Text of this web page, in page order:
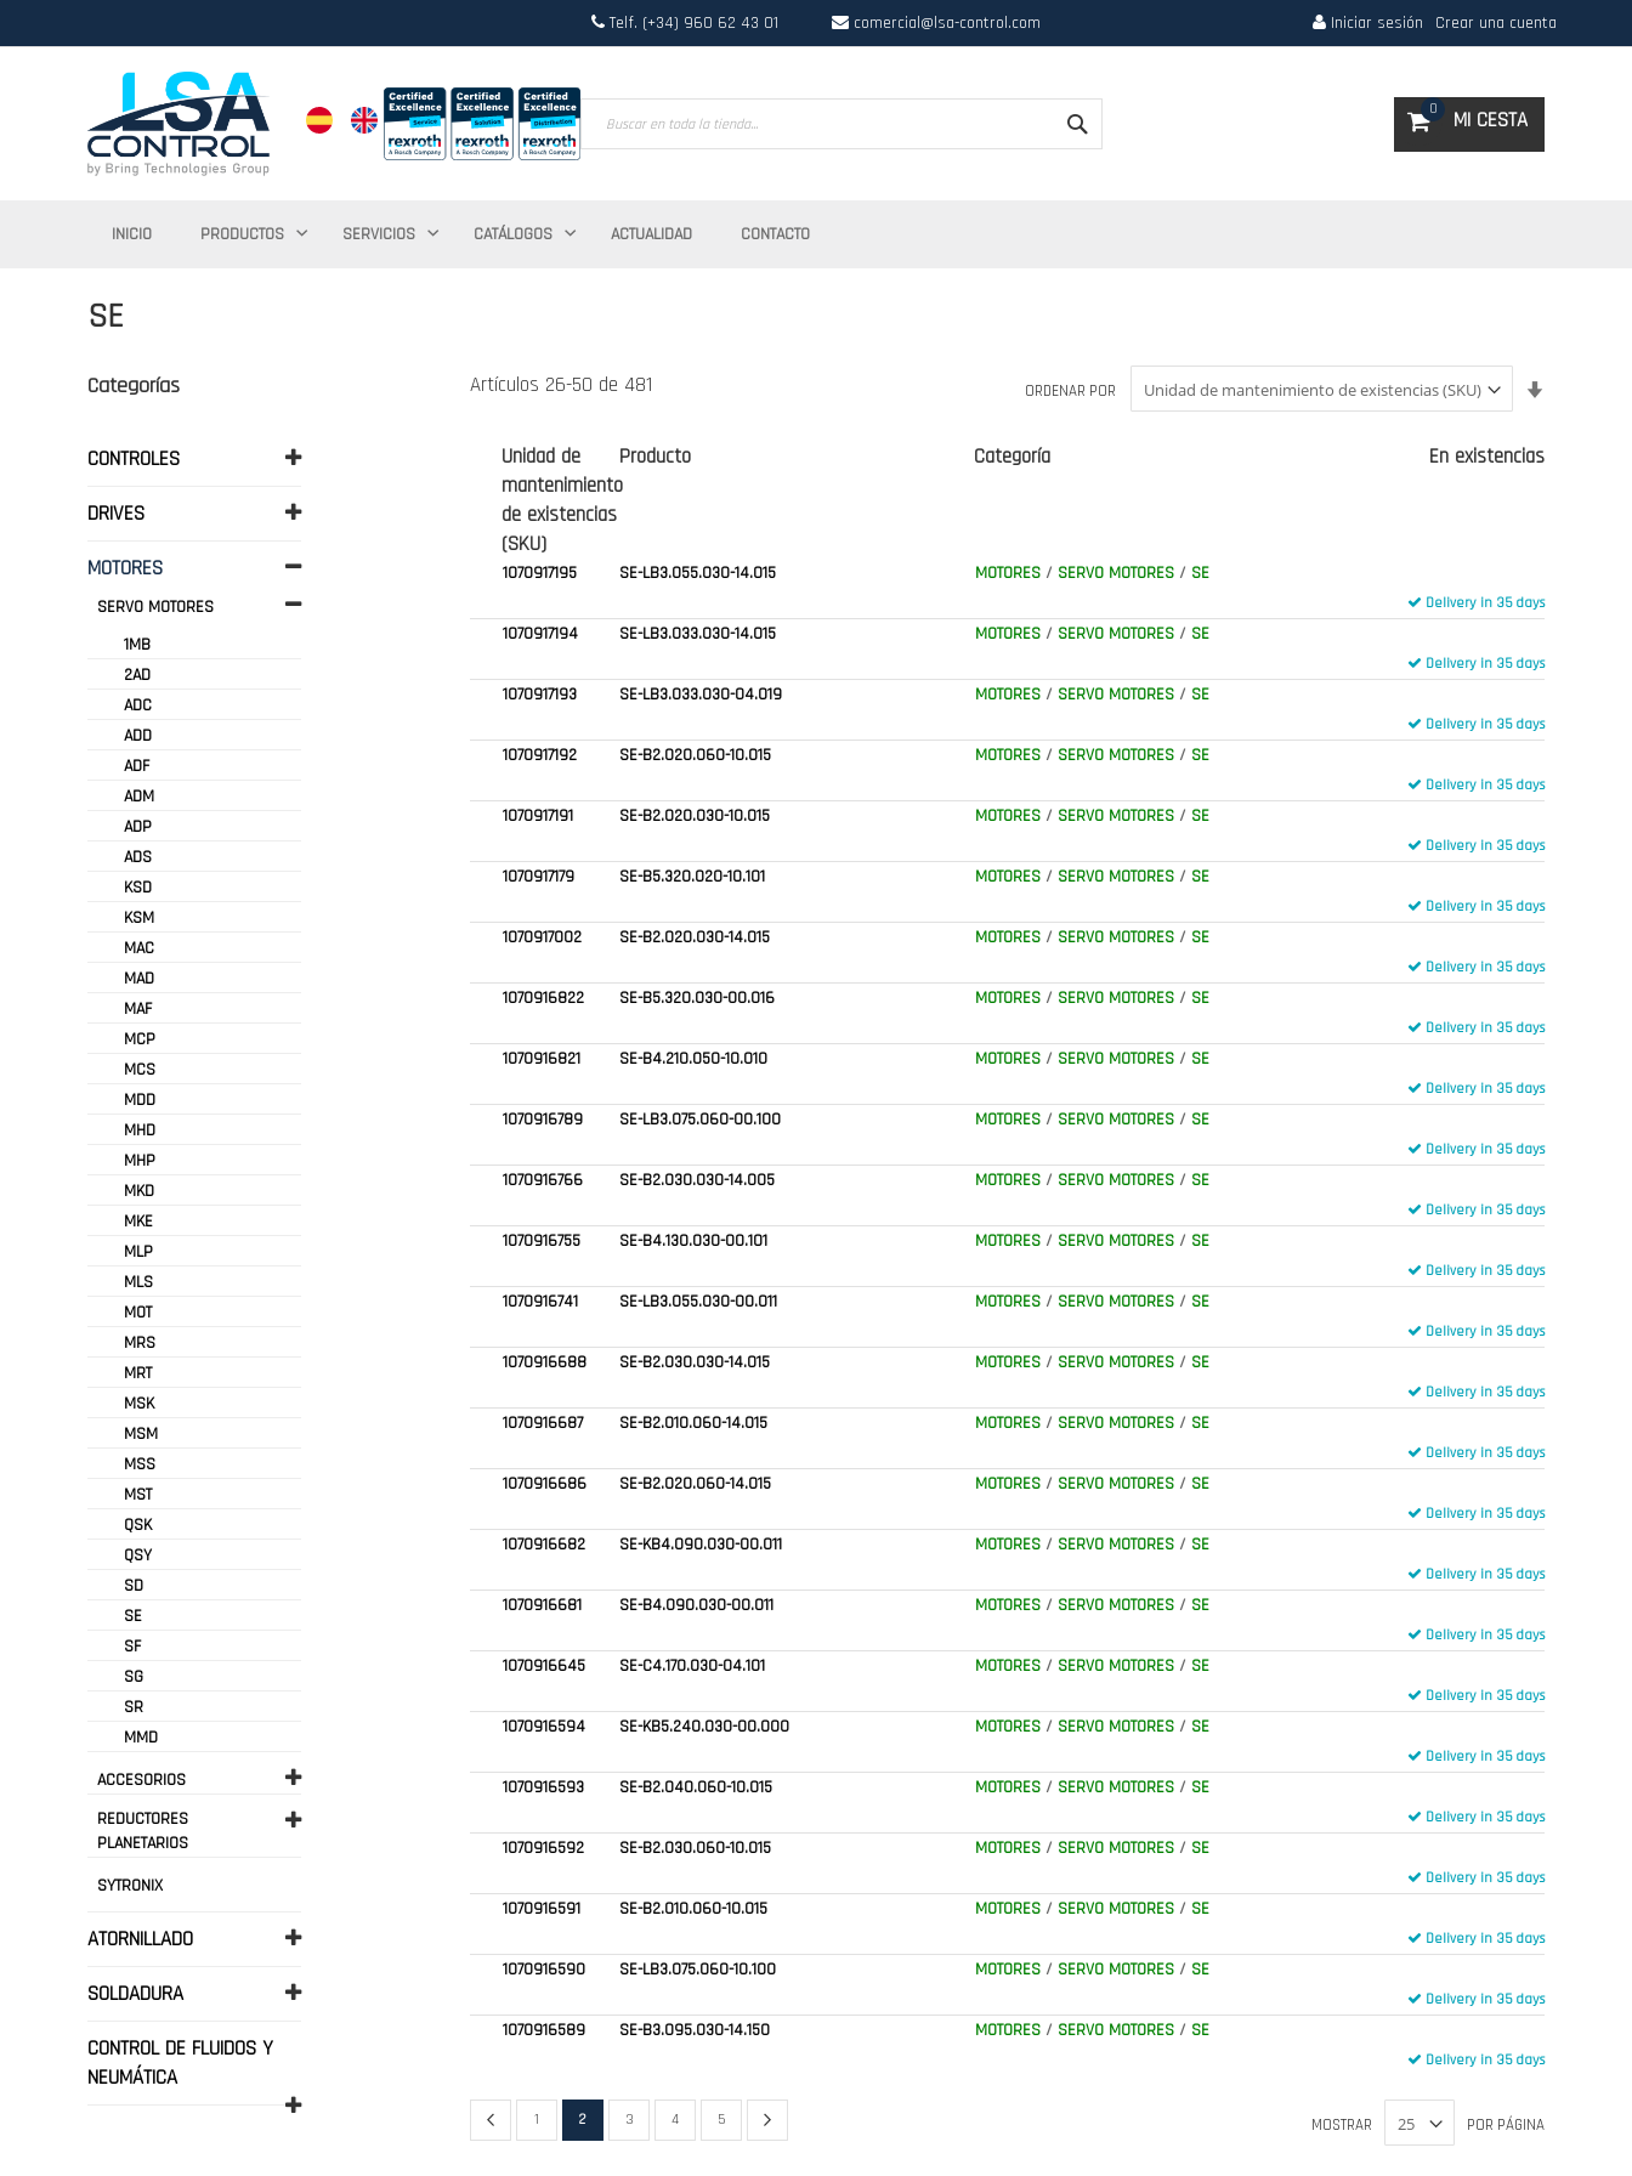
Telf. (+34) 960 62 43 01 comercial@lsa-control.com Iniciar sesión Crear una cuenta
MI CESTA
0
INICIO PRODUCTOS SERVICIOS CATÁLOGOS ACTUALIDAD CONTACTO
SE
Artículos 26-50 de 481 ORDENAR POR
Unidad de
mantenimiento
de existencias
(SKU)
Producto Categoría En existencias
1070917195 SE-LB3.055.030-14.015 MOTORES/ SERVO MOTORES/ SE
Delivery in 35 days
1070917194 SE-LB3.033.030-14.015 MOTORES/ SERVO MOTORES/ SE
Delivery in 35 days
1070917193 SE-LB3.033.030-04.019 MOTORES/ SERVO MOTORES/ SE
Delivery in 35 days
1070917192 SE-B2.020.060-10.015 MOTORES/ SERVO MOTORES/ SE
Delivery in 35 days
1070917191 SE-B2.020.030-10.015 MOTORES/ SERVO MOTORES/ SE
Delivery in 35 days
1070917179 SE-B5.320.020-10.101 MOTORES/ SERVO MOTORES/ SE
Delivery in 35 days
1070917002 SE-B2.020.030-14.015 MOTORES/ SERVO MOTORES/ SE
Delivery in 35 days
1070916822 SE-B5.320.030-00.016 MOTORES/ SERVO MOTORES/ SE
Delivery in 35 days
1070916821 SE-B4.210.050-10.010 MOTORES/ SERVO MOTORES/ SE
Delivery in 35 days
1070916789 SE-LB3.075.060-00.100 MOTORES/ SERVO MOTORES/ SE
Delivery in 35 days
1070916766 SE-B2.030.030-14.005 MOTORES/ SERVO MOTORES/ SE
Delivery in 35 days
1070916755 SE-B4.130.030-00.101 MOTORES/ SERVO MOTORES/ SE
Delivery in 35 days
1070916741 SE-LB3.055.030-00.011 MOTORES/ SERVO MOTORES/ SE
Delivery in 35 days
1070916688 SE-B2.030.030-14.015 MOTORES/ SERVO MOTORES/ SE
Delivery in 35 days
1070916687 SE-B2.010.060-14.015 MOTORES/ SERVO MOTORES/ SE
Delivery in 35 days
1070916686 SE-B2.020.060-14.015 MOTORES/ SERVO MOTORES/ SE
Delivery in 35 days
1070916682 SE-KB4.090.030-00.011 MOTORES/ SERVO MOTORES/ SE
Delivery in 35 days
1070916681 SE-B4.090.030-00.011 MOTORES/ SERVO MOTORES/ SE
Delivery in 35 days
1070916645 SE-C4.170.030-04.101 MOTORES/ SERVO MOTORES/ SE
Delivery in 35 days
1070916594 SE-KB5.240.030-00.000 MOTORES/ SERVO MOTORES/ SE
Delivery in 35 days
1070916593 SE-B2.040.060-10.015 MOTORES/ SERVO MOTORES/ SE
Delivery in 35 days
1070916592 SE-B2.030.060-10.015 MOTORES/ SERVO MOTORES/ SE
Delivery in 35 days
1070916591 SE-B2.010.060-10.015 MOTORES/ SERVO MOTORES/ SE
Delivery in 35 days
1070916590 SE-LB3.075.060-10.100 MOTORES/ SERVO MOTORES/ SE
Delivery in 35 days
1070916589 SE-B3.095.030-14.150 MOTORES/ SERVO MOTORES/ SE
Delivery in 35 days
PáginaPágina
AnteriorPágina
1 Actualmente estás leyendo página
2 Página
3 Página
4 Página
5 MOSTRAR POR PÁGINA
Categorías
CONTROLES
DRIVES
MOTORES
SERVO MOTORES
1MB
2AD
ADC
ADD
ADF
ADM
ADP
ADS
KSD
KSM
MAC
MAD
MAF
MCP
MCS
MDD
MHD
MHP
MKD
MKE
MLP
MLS
MOT
MRS
MRT
MSK
MSM
MSS
MST
QSK
QSY
SD
SE
SF
SG
SR
MMD
ACCESORIOS
REDUCTORES
PLANETARIOS
SYTRONIX
ATORNILLADO
SOLDADURA
CONTROL DE FLUIDOS Y
NEUMÁTICA